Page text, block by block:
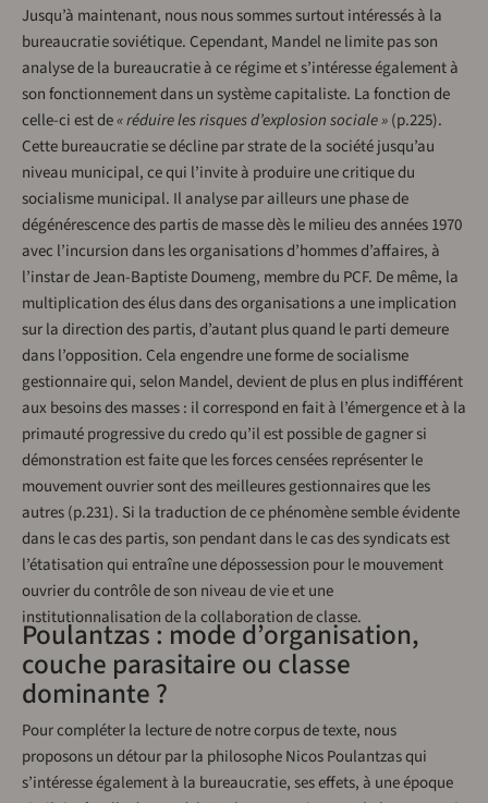
Jusqu’à maintenant, nous nous sommes surtout intéressés à la
bureaucratie soviétique. Cependant, Mandel ne limite pas son
analyse de la bureaucratie à ce régime et s’intéresse également à
son fonctionnement dans un système capitaliste. La fonction de
celle-ci est de« réduire les risques d’explosion sociale »(p.225).
Cette bureaucratie se décline par strate de la société jusqu’au
niveau municipal, ce qui l’invite à produire une critique du
socialisme municipal. Il analyse par ailleurs une phase de
dégénérescence des partis de masse dès le milieu des années 1970
avec l’incursion dans les organisations d’hommes d’affaires, à
l’instar de Jean-Baptiste Doumeng, membre du PCF. De même, la
multiplication des élus dans des organisations a une implication
sur la direction des partis, d’autant plus quand le parti demeure
dans l’opposition. Cela engendre une forme de socialisme
gestionnaire qui, selon Mandel, devient de plus en plus indifférent
aux besoins des masses : il correspond en fait à l’émergence et à la
primauté progressive du credo qu’il est possible de gagner si
démonstration est faite que les forces censées représenter le
mouvement ouvrier sont des meilleures gestionnaires que les
autres (p.231). Si la traduction de ce phénomène semble évidente
dans le cas des partis, son pendant dans le cas des syndicats est
l’étatisation qui entraîne une dépossession pour le mouvement
ouvrier du contrôle de son niveau de vie et une
institutionnalisation de la collaboration de classe.
Poulantzas : mode d’organisation,
couche parasitaire ou classe
dominante ?
Pour compléter la lecture de notre corpus de texte, nous
proposons un détour par la philosophe Nicos Poulantzas qui
s’intéresse également à la bureaucratie, ses effets, à une époque